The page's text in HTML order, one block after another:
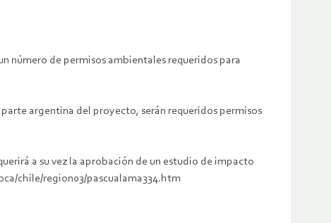
número de permisos ambientales requeridos para
argentina del proyecto, serán requeridos permisos
a su vez la aprobación de un estudio de impacto
chile/region03/pascualama334.htm